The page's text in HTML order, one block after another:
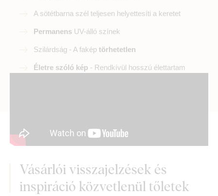
A sötétbarna szél teljesen helyettesíti a keretet
Permanens UV-álló színek
Szilárdság - A fakép törhetetlen
Életre szóló kép - Rendkívül hosszú élettartam
Vásárlói visszajelzések és
inspiráció közvetlenül tőletek